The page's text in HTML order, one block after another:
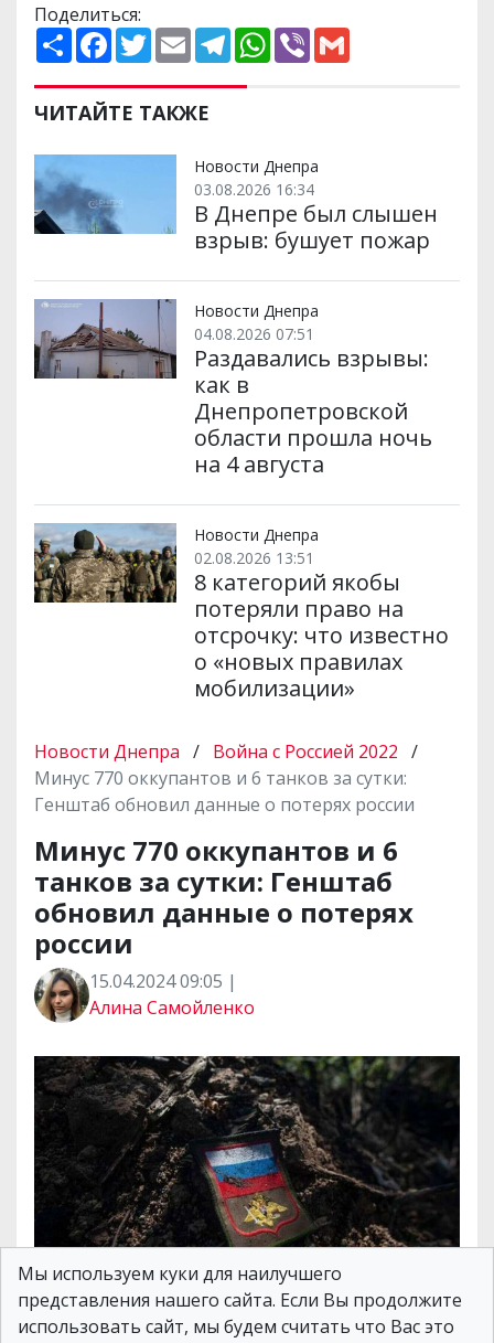
Поделиться:
П
о
и
р
и
и
F
a
e
b
o
k
T
w
t
t
e
E
m
i
l
T
e
e
m
W
h
p
V
ЧИТАЙТЕ ТАКЖЕ
Новости Днепра
03.08.2026 16:34
В Днепре был слышен
взрыв: бушует пожар
Новости Днепра
04.08.2026 07:51
Раздавались взрывы:
как в
Днепропетровской
области прошла ночь
на 4 августа
Новости Днепра
02.08.2026 13:51
8 категорий якобы
потеряли право на
отсрочку: что известно
о «новых правилах
мобилизации»
Новости Днепра / Война с Россией 2022 /
Минус 770 оккупантов и 6 танков за сутки:
Генштаб обновил данные о потерях россии
Минус 770 оккупантов и 6
танков за сутки: Генштаб
обновил данные о потерях
россии
15.04.2024 09:05 |
Алина Самойленко
В Генеральном штабе ВСУ назвали актуальные
на 15 апреля данные по потерям российской
Мы используем куки для наилучшего
представления нашего сайта. Если Вы продолжите
использовать сайт, мы будем считать что Вас это